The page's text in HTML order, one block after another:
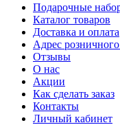
Подарочные
Каталог товаров
Доставка и оплата
Адрес
Отзывы
О нас
Акции
Как сделать заказ
Контакты
Личный кабинет